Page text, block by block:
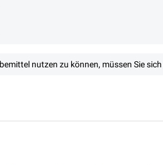
nutzen zu können, müssen Sie